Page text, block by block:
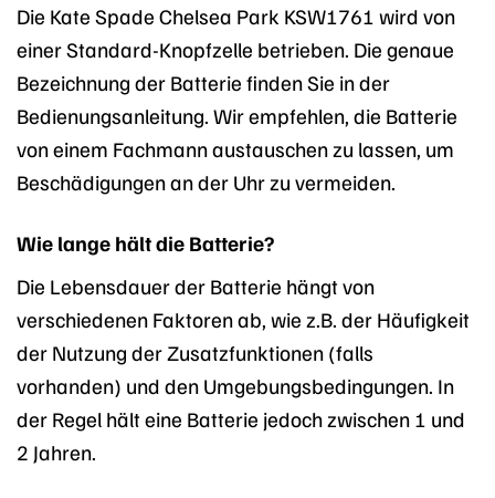
Die Kate Spade Chelsea Park KSW1761 wird von
einer Standard-Knopfzelle betrieben. Die genaue
Bezeichnung der Batterie finden Sie in der
Bedienungsanleitung. Wir empfehlen, die Batterie
von einem Fachmann austauschen zu lassen, um
Beschädigungen an der Uhr zu vermeiden.
Wie lange hält die Batterie?
Die Lebensdauer der Batterie hängt von
verschiedenen Faktoren ab, wie z.B. der Häufigkeit
der Nutzung der Zusatzfunktionen (falls
vorhanden) und den Umgebungsbedingungen. In
der Regel hält eine Batterie jedoch zwischen 1 und
2 Jahren.